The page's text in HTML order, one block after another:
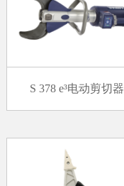
S 378 e³电动剪切器